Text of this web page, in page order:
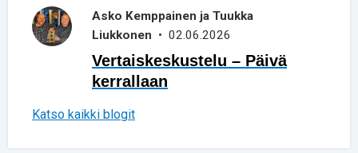
Asko Kemppainen ja Tuukka
Liukkonen • 02.06.2026
Vertaiskeskustelu – Päivä
kerrallaan
Katso kaikki blogit